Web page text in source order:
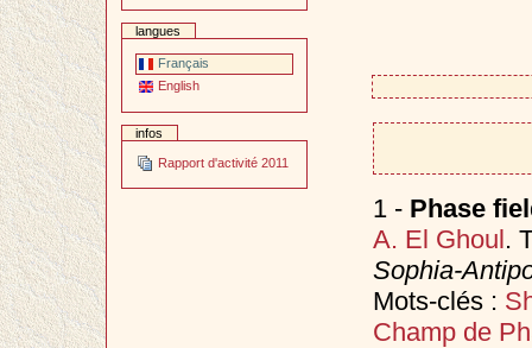
langues
Français
English
infos
Rapport d'activité 2011
1 - Phase
A. El Ghoul.
Sophia-
Mots-clés :
Champ de